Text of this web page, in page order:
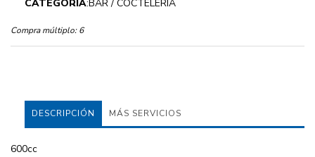
CATEGORIA:BAR / COCTELERIA
Compra múltiplo:6
DESCRIPCIÓN MÁS SERVICIOS
600cc